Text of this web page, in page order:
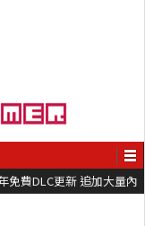
免費DLC更新 追加大量內